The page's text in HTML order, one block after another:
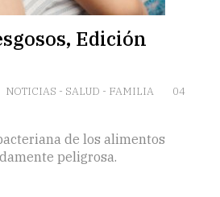
Edición
NOTICIAS - SALUD - FAMILIA
04
de los alimentos
peligrosa.